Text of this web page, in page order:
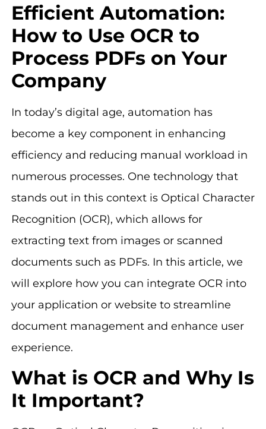
Efficient Automation:
How to Use OCR to
Process PDFs on Your
Company
In today’s digital age, automation has
become a key component in enhancing
efficiency and reducing manual workload in
numerous processes. One technology that
stands out in this context is Optical Character
Recognition (OCR), which allows for
extracting text from images or scanned
documents such as PDFs. In this article, we
will explore how you can integrate OCR into
your application or website to streamline
document management and enhance user
experience.
What is OCR and Why Is
It Important?